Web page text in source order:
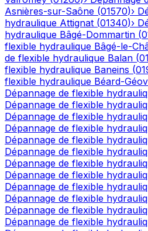
Asnières-sur-Saône (01570)›
hydraulique Attignat (01340)›
hydraulique Bâgé-Dommartin (
flexible hydraulique Bâgé-le-
de flexible hydraulique Balan (
flexible hydraulique Baneins (
flexible hydraulique Béard-
Dépannage de flexible
Dépannage de flexible
Dépannage de flexible
Dépannage de flexible
Dépannage de flexible
Dépannage de flexible
Dépannage de flexible
Dépannage de flexible
Dépannage de flexible
Dépannage de flexible
Dépannage de flexible
Dépannage de flexible